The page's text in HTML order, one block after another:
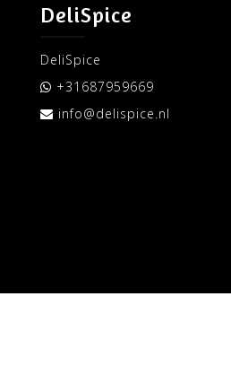
DeliSpice
DeliSpice
+31687959669
info@delispice.nl